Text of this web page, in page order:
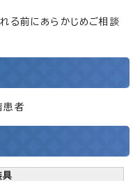
る前にあらかじめご相談
患者
具